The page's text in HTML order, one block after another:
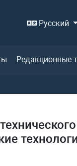
Русский
Редакционные